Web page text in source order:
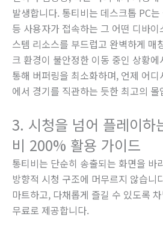
발생합니다. 통티비는 데스크톱 PC
등 사용자가 접속하는 그 어떤 디바
스템 리소스를 부드럽고 완벽하게 매
크 환경이 불안정한 이동 중인 상황
통해 버퍼링을 최소화하며, 언제 어
에서 경기를 직관하는 듯한 최고의
3. 시청을 넘어 플레이하
비 200% 활용 가이드
통티비는 단순히 송출되는 화면을 바
방향적 시청 구조에 머무르지 않습니
마트하고, 다채롭게 즐길 수 있도록
무료로 제공합니다.